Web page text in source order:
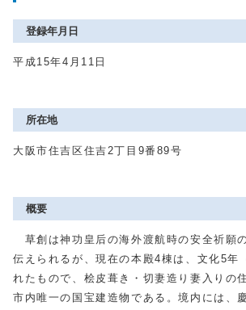
登録年月日
平成15年4月11日
所在地
大阪市住吉区住吉2丁目9番89号
概要
草創は神功皇后の海外渡航時の安全祈願
伝えられるが、現在の本殿4棟は、文化5年
れたもので、桧皮葺き・切妻造り妻入りの
市内唯一の国宝建造物である。境内には、